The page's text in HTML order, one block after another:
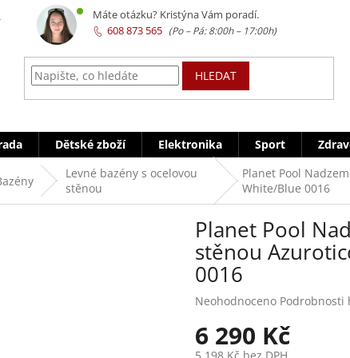
HLEDAT
Dětské zboží Elektronika Sport
Levné bazény s ocelovou
stěnou
Planet Pool
White/Blue 0016
Planet Pool
stěnou
0016
Průměrné
produktu
je
Neohodnoceno Podrobnosti
6 290 Kč
Máte otázku? Kristýna Vám poradí.
608 873 565